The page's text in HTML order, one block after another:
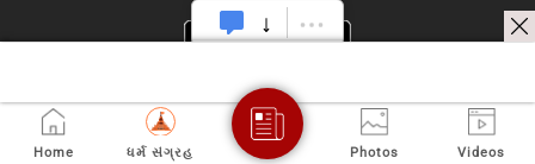
Home ધર્મ સંગ્રહ Photos Videos